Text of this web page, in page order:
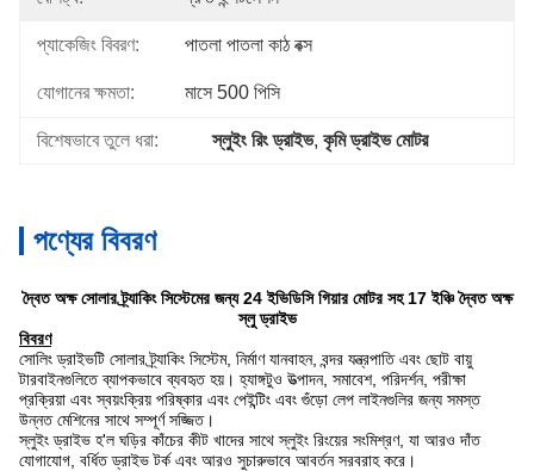
প্যাকেজিং বিবরণ: পাতলা পাতলা কাঠ বক্স
যোগানের ক্ষমতা: মাসে 500 পিসি
বিশেষভাবে তুলে ধরা: স্লুইং রিং ড্রাইভ, কৃমি ড্রাইভ মোটর
পণ্যের বিবরণ
দ্বৈত অক্ষ সোলার ট্র্যাকিং সিস্টেমের জন্য 24 ইভিডিসি গিয়ার মোটর সহ 17 ইঞ্চি দ্বৈত অক্ষ
স্লু ড্রাইভ
বিবরণ
সোলিং ড্রাইভটি সোলার ট্র্যাকিং সিস্টেম, নির্মাণ যানবাহন, বন্দর যন্ত্রপাতি এবং ছোট বায়ু
টারবাইনগুলিতে ব্যাপকভাবে ব্যবহৃত হয়। হ্যাঙ্গটুও উত্পাদন, সমাবেশ, পরিদর্শন, পরীক্ষা
প্রক্রিয়া এবং স্বয়ংক্রিয় পরিষ্কার এবং পেইন্টিং এবং গুঁড়ো লেপ লাইনগুলির জন্য সমস্ত
উন্নত মেশিনের সাথে সম্পূর্ণ সজ্জিত।
স্লুইং ড্রাইভ হ'ল ঘড়ির কাঁচের কীট খাদের সাথে স্লুইং রিংয়ের সংমিশ্রণ, যা আরও দাঁত
যোগাযোগ, বর্ধিত ড্রাইভ টর্ক এবং আরও সুচারুভাবে আবর্তন সরবরাহ করে।